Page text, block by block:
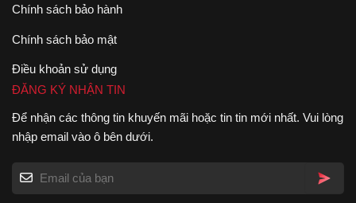
Chính sách bảo hành
Chính sách bảo mật
Điều khoản sử dụng
ĐĂNG KÝ NHẬN TIN
Để nhận các thông tin khuyến mãi hoặc tin tin mới nhất. Vui lòng
nhập email vào ô bên dưới.